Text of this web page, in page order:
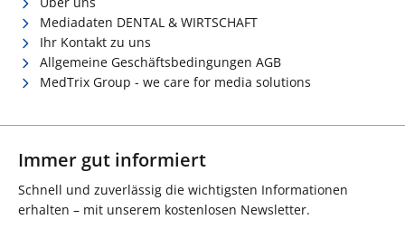
Mediadaten DENTAL & WIRTSCHAFT
Ihr Kontakt zu uns
Allgemeine Geschäftsbedingungen AGB
MedTrix Group - we care for media solutions
Immer gut informiert
Schnell und zuverlässig die wichtigsten Informationen
erhalten – mit unserem kostenlosen Newsletter.